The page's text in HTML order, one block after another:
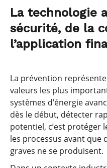
La technologie
sécurité, de la
l’application
La prévention représente
valeurs les plus
systèmes d’énergie
dès le début, détecter
potentiel, c’est protéger
les processus avant que
graves ne se produisent.